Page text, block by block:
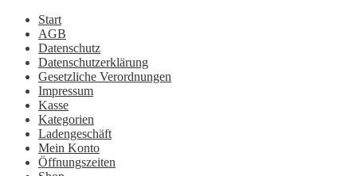
Start
AGB
Datenschutz
Datenschutzerklärung
Gesetzliche Verordnungen
Impressum
Kasse
Kategorien
Ladengeschäft
Mein Konto
Öffnungszeiten